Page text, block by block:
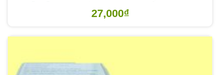
27,000₫